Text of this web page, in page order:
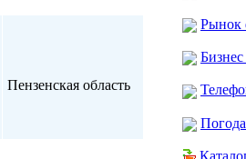
Пензенская область
Рынок
Бизнес